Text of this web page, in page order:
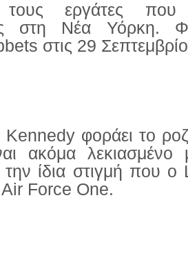
εργάτες που
στη Νέα Υόρκη.
στις 29
φοράει το
ακόμα
ίδια στιγμή που
Air Force One.